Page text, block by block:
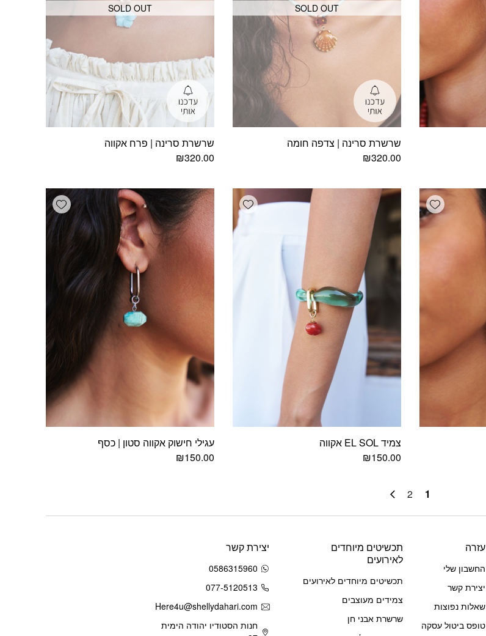
SOLD OUT
שרשרת סרינה | צדפה חומה
₪320.00
SOLD OUT
שרשרת סרינה | פרח אקווה
₪320.00
Add wishlist
Add wishlist
צמיד EL SOL אקווה
₪150.00
Add wishlist
עגילי חישוק אקווה סטון | כסף
₪150.00
1
2
עזרה
החשבון שלי
יצירת קשר
שאלות נפוצות
טופס ביטול עסקה
תכשיטים מיוחדים
לאירועים
תכשיטים מיוחדים לאירועים
צמידים מעוצבים
שרשרת אבני חן
יצירת קשר
0586315960
077-5120513
Here4u@shellydahari.com
חנות הסטודיו יהודה הימית